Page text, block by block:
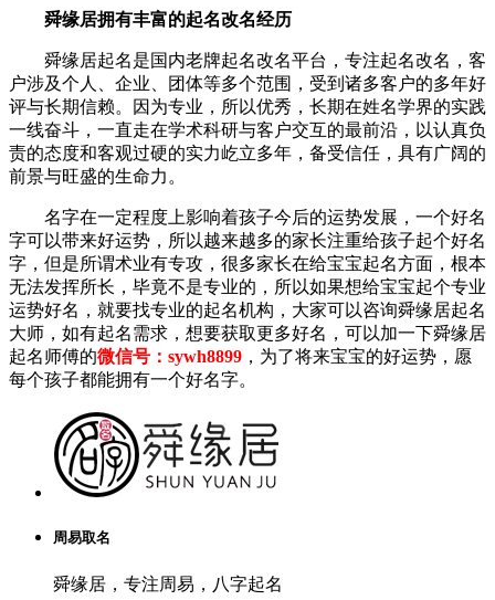
舜缘居拥有丰富的起名改名经历
舜缘居起名是国内老牌起名改名平台，专注起名改名，客
户涉及个人、企业、团体等多个范围，受到诸多客户的多年好
评与长期信赖。因为专业，所以优秀，长期在姓名学界的实践
一线奋斗，一直走在学术科研与客户交互的最前沿，以认真负
责的态度和客观过硬的实力屹立多年，备受信任，具有广阔的
前景与旺盛的生命力。
名字在一定程度上影响着孩子今后的运势发展，一个好名
字可以带来好运势，所以越来越多的家长注重给孩子起个好名
字，但是所谓术业有专攻，很多家长在给宝宝起名方面，根本
无法发挥所长，毕竟不是专业的，所以如果想给宝宝起个专业
运势好名，就要找专业的起名机构，大家可以咨询舜缘居起名
大师，如有起名需求，想要获取更多好名，可以加一下舜缘居
起名师傅的微信号：sywh8899 ，为了将来宝宝的好运势，愿
每个孩子都能拥有一个好名字。
周易取名
舜缘居，专注周易，八字起名